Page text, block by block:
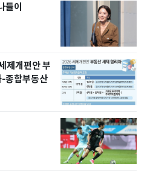
들이
제개편안 부
종합부동산